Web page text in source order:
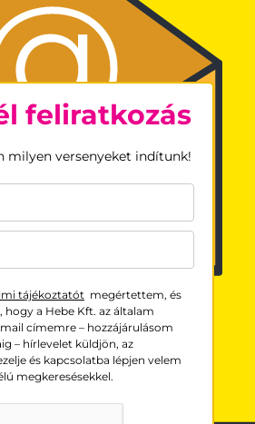
feliratkozás
milyen versenyeket indítunk!
tájékoztatótmegértettem, és
hogy a Hebe Kft. az általam
címemre – hozzájárulásom
– hírlevelet küldjön, az
és kapcsolatba lépjen velem
megkeresésekkel.